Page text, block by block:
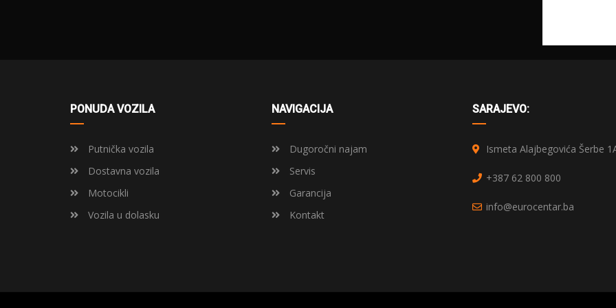
PONUDA VOZILA
Putnička vozila
Dostavna vozila
Motocikli
Vozila u dolasku
NAVIGACIJA
Dugoročni najam
Servis
Garancija
Kontakt
SARAJEVO:
Ismeta Alajbegovića Šerbe
+387 62 800 800
info@eurocentar.ba